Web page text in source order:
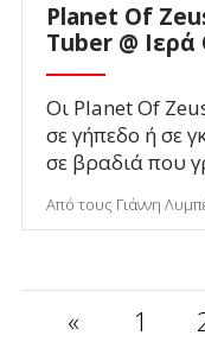
Planet Of
Tuber @
Οι Planet Of
σε γήπεδο ή σε
σε βραδιά που
Από τους Γιάννη
« 1